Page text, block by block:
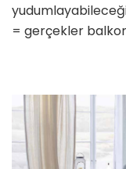
= gerçekler